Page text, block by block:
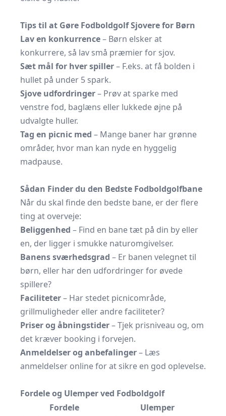
Tips til at Gøre Fodboldgolf Sjovere for Børn
Lav en konkurrence– Børn elsker at
konkurrere, så lav små præmier for sjov.
Sæt mål for hver spiller– F.eks. at få bolden i
hullet på under 5 spark.
Sjove udfordringer– Prøv at sparke med
venstre fod, baglæns eller lukkede øjne på
udvalgte huller.
Tag en picnic med – Mange baner har grønne
områder, hvor man kan nyde en hyggelig
madpause.
Sådan Finder du den Bedste Fodboldgolfbane
Når du skal finde den bedste bane, er der flere
ting at overveje:
Beliggenhed – Find en bane tæt på din by eller
en, der ligger i smukke naturomgivelser.
Banens sværhedsgrad – Er banen velegnet til
børn, eller har den udfordringer for øvede
spillere?
Faciliteter– Har stedet picnicområde,
grillmuligheder eller andre faciliteter?
Priser og åbningstider– Tjek prisniveau og, om
det kræver booking i forvejen.
Anmeldelser og anbefalinger– Læs
anmeldelser online for at sikre en god oplevelse.
Fordele og Ulemper ved Fodboldgolf
Fordele
Ulemper